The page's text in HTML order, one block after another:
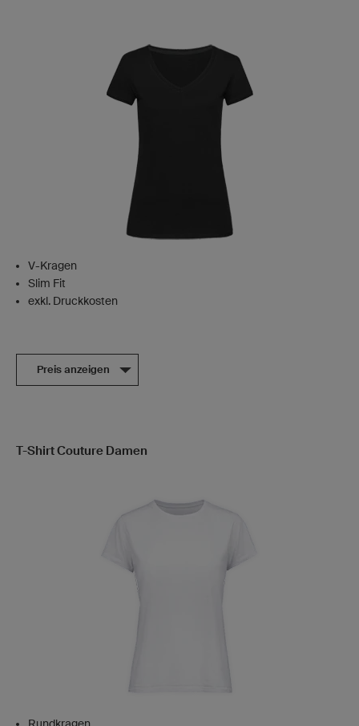
V-Kragen
Slim Fit
exkl. Druckkosten
Preis anzeigen
T-Shirt Couture Damen